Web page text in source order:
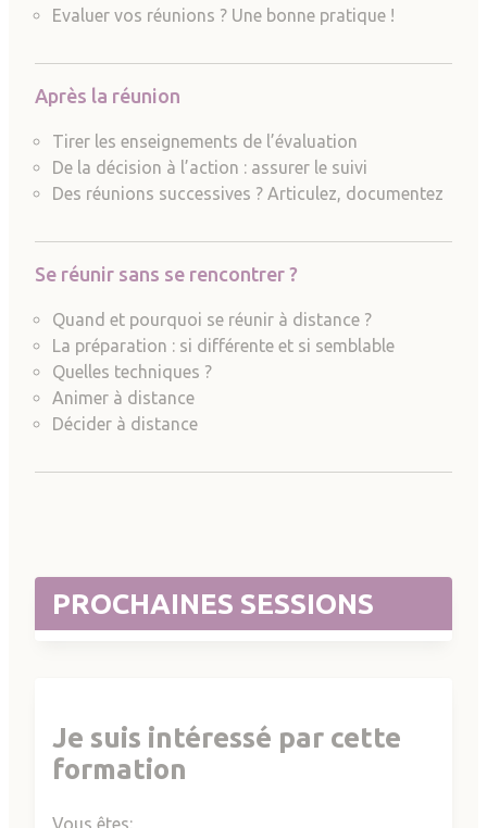
Evaluer vos réunions ? Une bonne pratique !
Après la réunion
Tirer les enseignements de l’évaluation
De la décision à l’action : assurer le suivi
Des réunions successives ? Articulez, documentez
Se réunir sans se rencontrer ?
Quand et pourquoi se réunir à distance ?
La préparation : si différente et si semblable
Quelles techniques ?
Animer à distance
Décider à distance
PROCHAINES SESSIONS
Je suis intéressé par cette
formation
Vous êtes: